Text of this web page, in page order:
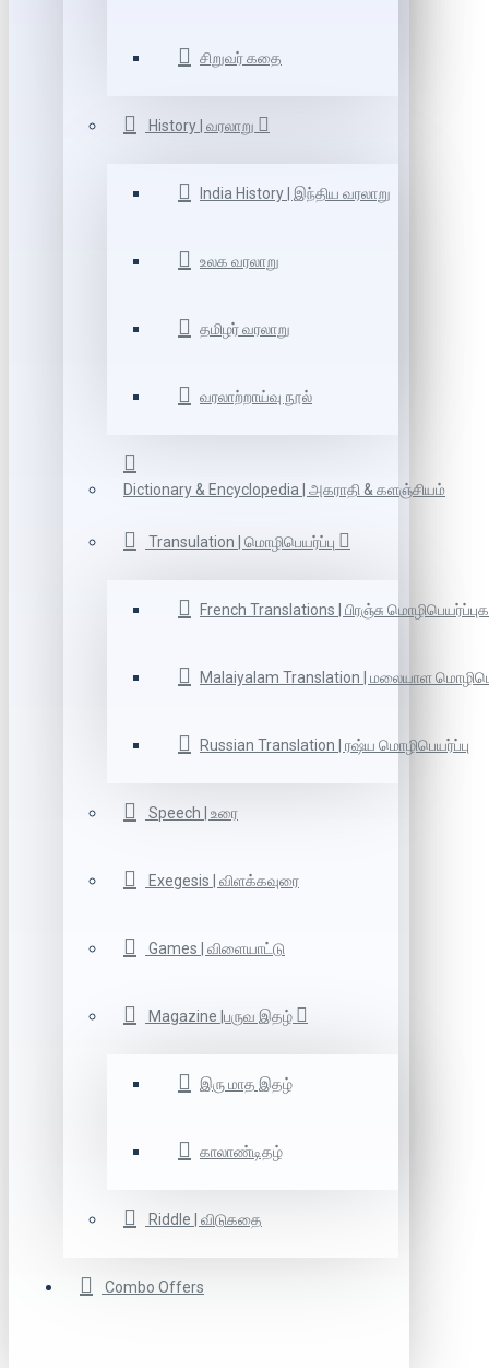
சிறுவர் கதை
History | வரலாறு
India History | இந்திய வரலாறு
உலக வரலாறு
தமிழர் வரலாறு
வரலாற்றாய்வு நூல்
Dictionary & Encyclopedia | அகராதி & களஞ்சியம்
Transulation | மொழிபெயர்ப்பு
French Translations | பிரஞ்சு
Malaiyalam Translation | மலையாள
Russian Translation | ரஷ்ய மொழிபெயர்ப்பு
Speech | உரை
Exegesis | விளக்கவுரை
Games | விளையாட்டு
Magazine |பருவ இதழ்
இரு மாத இதழ்
காலாண்டிதழ்
Riddle | விடுகதை
Combo Offers